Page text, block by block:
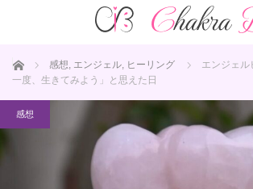
ホーム 感想, エンジェル, ヒーリング
エンジェル
一度、生きてみよう」と思えた日
感想